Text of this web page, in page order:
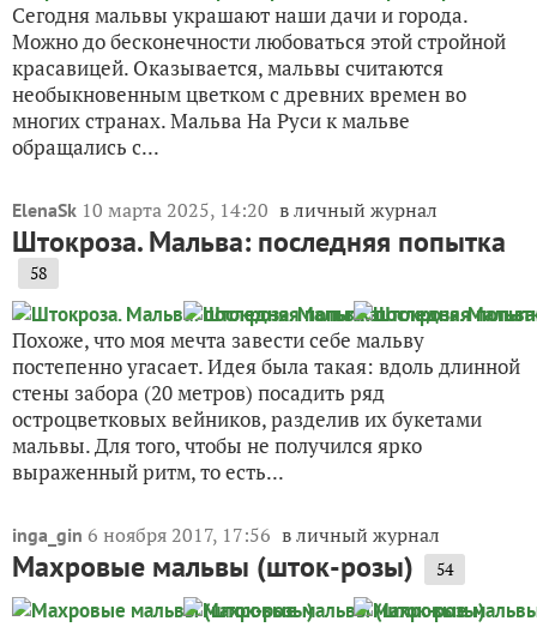
Сегодня мальвы украшают наши дачи и города.
Можно до бесконечности любоваться этой стройной
красавицей. Оказывается, мальвы считаются
необыкновенным цветком с древних времен во
многих странах. Мальва На Руси к мальве
обращались с...
ElenaSk 10 марта 2025, 14:20 в личный журнал
Штокроза. Мальва: последняя попытка
58
Похоже, что моя мечта завести себе мальву
постепенно угасает. Идея была такая: вдоль длинной
стены забора (20 метров) посадить ряд
остроцветковых вейников, разделив их букетами
мальвы. Для того, чтобы не получился ярко
выраженный ритм, то есть...
inga_gin 6 ноября 2017, 17:56 в личный журнал
Махровые мальвы (шток-розы) 54